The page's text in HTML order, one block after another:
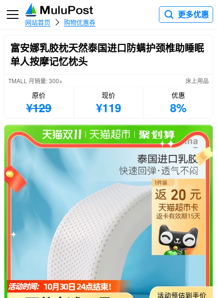
网站首页 购物优惠券
更多优惠
富安娜乳胶枕天然泰国进口防螨护颈椎助睡眠
单人按摩记忆枕头
TMALL 月销量: 300+ 床上用品
原价
¥129
现价
¥119
优惠
8%